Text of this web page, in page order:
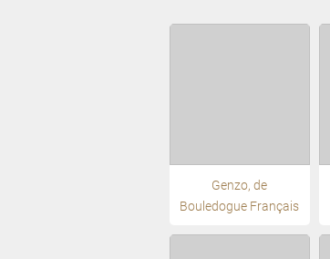
Genzo, de
Bouledogue Français